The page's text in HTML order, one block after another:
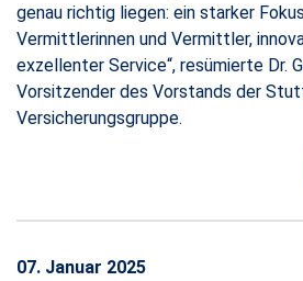
genau richtig liegen: ein starker
Vermittlerinnen und Vermittler,
exzellenter Service“, resümierte Dr.
Vorsitzender des Vorstands der
Versicherungsgruppe.
07. Januar 2025